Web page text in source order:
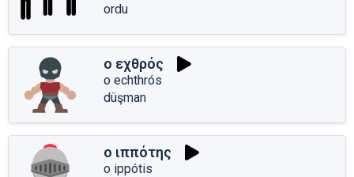
ordu
ο εχθρός
o echthrós
düşman
ο ιππότης
o ippótis